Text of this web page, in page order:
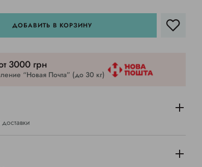
ДОБАВИТЬ В КОРЗИНУ
3000 грн
“Новая Почта” (до 30 кг)